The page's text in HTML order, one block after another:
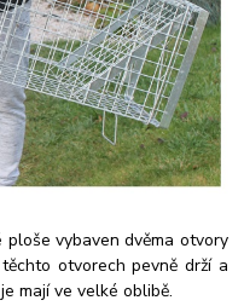
vybaven dvěma otvory
otvorech pevně drží a
mají ve velké oblibě.